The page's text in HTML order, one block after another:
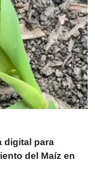
digital para
del Maíz en